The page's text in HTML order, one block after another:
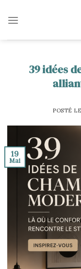
39 idées
POSTÉ LE
19
Mai